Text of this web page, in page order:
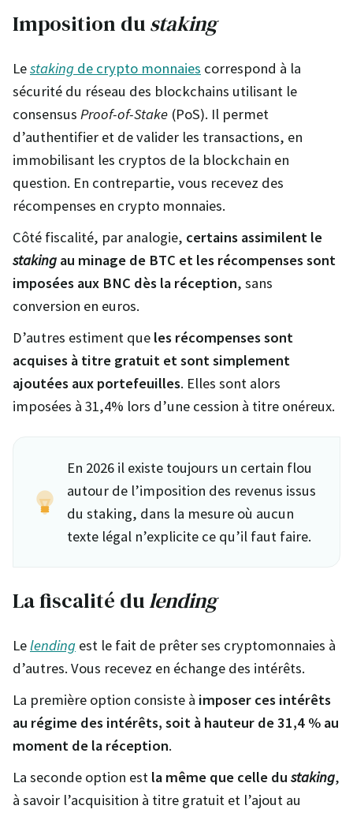
Imposition dustaking
Lestaking de crypto monnaies correspond à la
sécurité du réseau des blockchains utilisant le
consensus Proof-of-Stake (PoS). Il permet
d’authentifier et de valider les transactions, en
immobilisant les cryptos de la blockchain en
question. En contrepartie, vous recevez des
récompenses en crypto monnaies.
Côté fiscalité, par analogie, certains assimilent le
staking au minage de BTC et les récompenses sont
imposées aux BNC dès la réception, sans
conversion en euros.
D’autres estiment que les récompenses sont
acquises à titre gratuit et sont simplement
ajoutées aux portefeuilles. Elles sont alors
imposées à 31,4% lors d’une cession à titre onéreux.
En 2026 il existe toujours un certain flou
autour de l’imposition des revenus issus
du staking, dans la mesure où aucun
texte légal n’explicite ce qu’il faut faire.
La fiscalité dulending
Lelending est le fait de prêter ses cryptomonnaies à
d’autres. Vous recevez en échange des intérêts.
La première option consiste à imposer ces intérêts
au régime des intérêts, soit à hauteur de 31,4 % au
moment de la réception.
La seconde option est la même que celle du staking,
à savoir l’acquisition à titre gratuit et l’ajout au